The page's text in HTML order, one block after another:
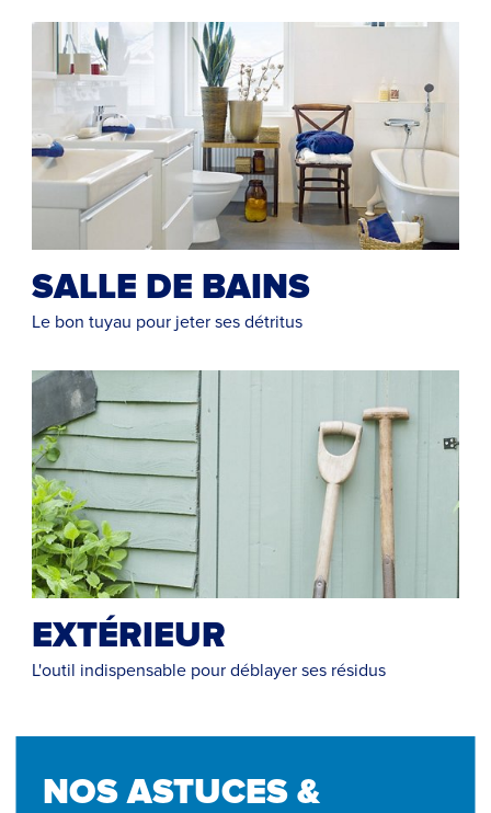
SALLE DE BAINS
Le bon tuyau pour jeter ses détritus
EXTÉRIEUR
L'outil indispensable pour déblayer ses résidus
NOS ASTUCES &